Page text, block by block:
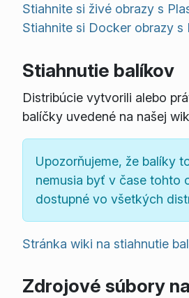
Stiahnite si živé obrazy s
Stiahnite si Docker obrazy s
Stiahnutie balíkov
Distribúcie vytvorili alebo
balíčky uvedené na našej
Upozorňujeme, že balíky
nemusia byť v čase tohto
dostupné vo všetkých
Stránka wiki na stiahnutie
Zdrojové súbory